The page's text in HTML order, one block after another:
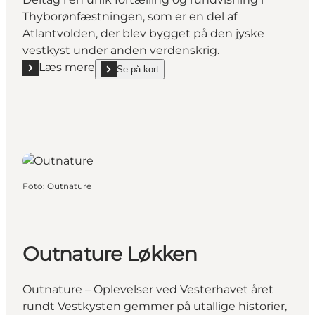
Thyborønfæstningen, som er en del af
Atlantvolden, der blev bygget på den jyske
vestkyst under anden verdenskrig.
Læs mere
Læs mere "Bunkertur med guide til
Se på kort
show Bunkertur med guide til Thyborønfæstningen
Foto: Outnature
Outnature Løkken
Outnature – Oplevelser ved Vesterhavet året
rundt Vestkysten gemmer på utallige historier,